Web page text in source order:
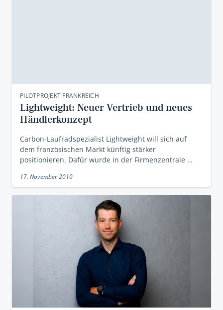
PILOTPROJEKT FRANKREICH
Lightweight: Neuer Vertrieb und neues
Händlerkonzept
Carbon-Laufradspezialist Lightweight will sich auf
dem französischen Markt künftig stärker
positionieren. Dafür wurde in der Firmenzentrale …
17. November 2010